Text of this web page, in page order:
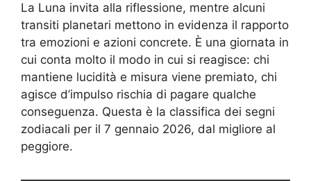
La Luna invita alla riflessione, mentre alcuni
transiti planetari mettono in evidenza il rapporto
tra emozioni e azioni concrete. È una giornata in
cui conta molto il modo in cui si reagisce: chi
mantiene lucidità e misura viene premiato, chi
agisce d’impulso rischia di pagare qualche
conseguenza. Questa è la classifica dei segni
zodiacali per il 7 gennaio 2026, dal migliore al
peggiore.